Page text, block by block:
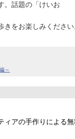
。話題の「けいお
きをお楽しみくださ
～
ィアの手作りによる